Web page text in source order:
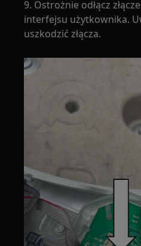
9. Ostrożnie odłącz
interfejsu użytkownika.
uszkodzić złącza.